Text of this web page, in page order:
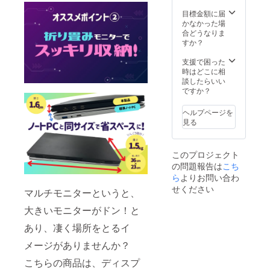
マルチモニターというと、
大きいモニターがドン！と
あり、凄く場所をとるイ
メージがありませんか？
こちらの商品は、ディスプ
ト：
60Hz 輝
度：300
カー：
未対応
入力イ
ンター
ス：
フル機
能ポー
(ビデオ
出力お
よび電
源供給
パネ
ル：
1080P
品重
量：
1588g
解像
1920×1
080 色
温度：
6500K
レッ
シュ
レー
ト：
60Hz 輝
7x157
㎜ アス
ペクト
色：
1670万
視野
角：H：
V：
89°/89°
対比：
1000：
域：
72％
NTSC
スク
リーン
目標金額に届
かなかった場
合どうなりま
すか？
支援で困った
時はどこに相
談したらいい
ですか？
ヘルプページを
見る
このプロジェクト
の問題報告はこち
らよりお問い合わ
せください